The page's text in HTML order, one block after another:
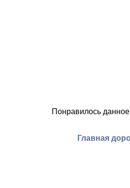
Понравилось
Главная